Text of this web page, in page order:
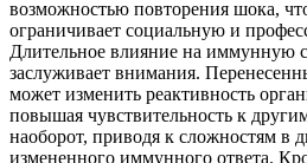
возможностью повторения шока,
ограничивает социальную и
Длительное влияние на иммунную
заслуживает внимания.
может изменить реактивность
повышая чувствительность к
наоборот, приводя к сложностям в
измененного иммунного ответа.